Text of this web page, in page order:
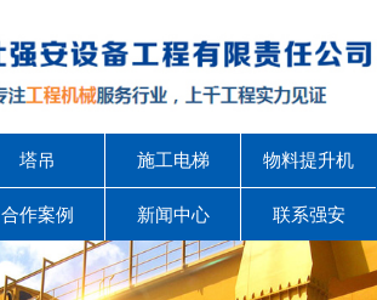
塔吊 施工电梯 物料提升机
合作案例 新闻中心 联系强安